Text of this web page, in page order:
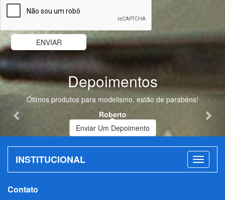
Depoimentos
Ótimos produtos para modelismo, estão de parabéns!
Roberto
Previous
Enviar Um Depoimento
INSTITUCIONAL
Contato